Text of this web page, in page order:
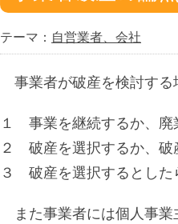
テーマ： 自営業者、会社
事業者が破産を検討する
１ 事業を継続するか、廃
２ 破産を選択するか、破
３ 破産を選択するとした
また事業者には個人事業